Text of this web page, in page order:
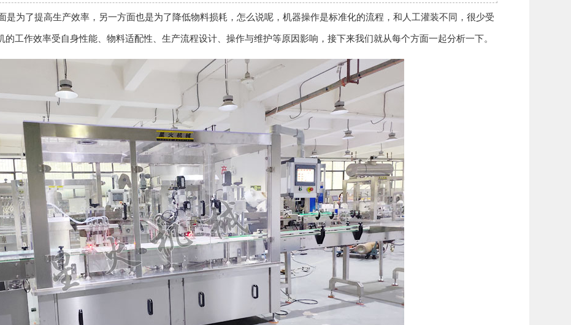
了提高生产效率，另一方面也是为了降低物料损耗，怎么说呢，机器操作是标准化的流程，和人工灌装不同，很少受
的工作效率受自身性能、物料适配性、生产流程设计、操作与维护等原因影响，接下来我们就从每个方面一起分析一下。